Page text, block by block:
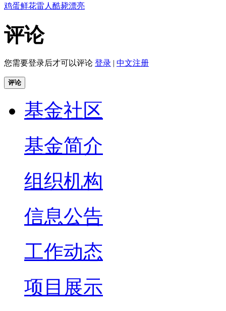
鸡蛋鲜花雷人 酷毙漂亮
评论
您需要登录后才可以评论 登录 | 中文注册
评论
基金社区
基金简介
组织机构
信息公告
工作动态
项目展示